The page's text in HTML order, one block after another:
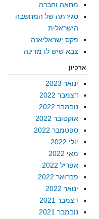
מחאה וחברה
סגירתה של המחשבה
הישראלית
פקס ישראליאנה
צבא שיש לו מדינה
ארכיון
ינואר 2023
דצמבר 2022
נובמבר 2022
אוקטובר 2022
ספטמבר 2022
יולי 2022
מאי 2022
אפריל 2022
פברואר 2022
ינואר 2022
דצמבר 2021
נובמבר 2021